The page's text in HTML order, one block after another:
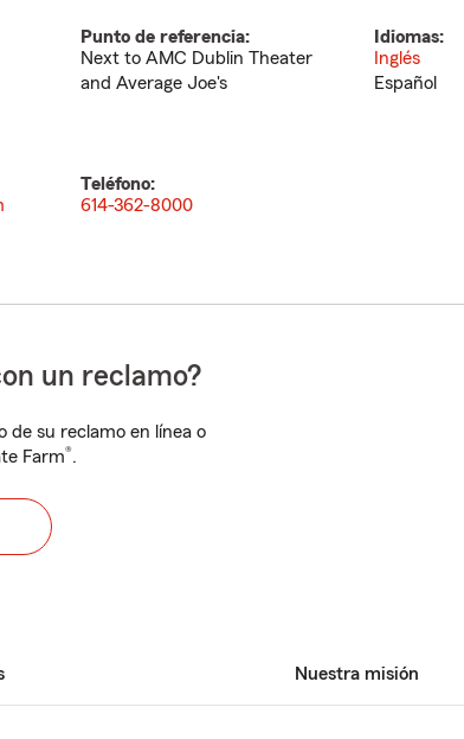
Punto de referencia:
Next to AMC Dublin Theater
and Average Joe's
Idiomas:
Inglés
Español
Teléfono:
614-362-8000
un reclamo?
de su reclamo en línea o
Farm®.
Nuestra misión